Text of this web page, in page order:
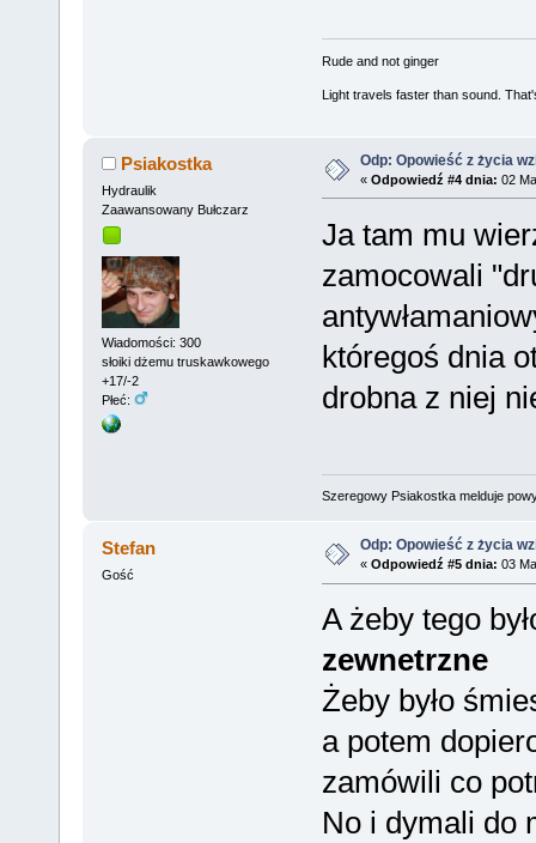
Rude and not ginger
Light travels faster than sound.
Psiakostka
Hydraulik
Zaawansowany Bułczarz
Wiadomości: 300
słoiki dżemu truskawkowego
+17/-2
Płeć:
Odp: Opowieść z życia
« Odpowiedź #4 dnia: 02
Ja tam mu
zamocowali
któregoś dnia
drobna z niej
Szeregowy Psiakostka melduje
Stefan
Gość
Odp: Opowieść z życia
« Odpowiedź #5 dnia: 03
A żeby tego
zewnetrzne
Żeby było
a potem
zamówili co
No i dymali do